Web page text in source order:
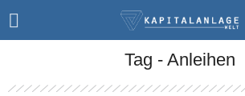
Tag - Anleihen